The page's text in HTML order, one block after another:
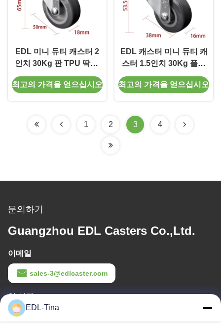
EDL 미니 듀티 캐스터 2
인치 30Kg 판 TPU 딱딱,
회전 및 브레이크 유형
최고의 가격을 얻으십시오
EDL 캐스터 미니 듀티 캐
스터 1.5인치 30Kg 플레
이트 TPU 강도, 회전 및
브레이크 유형 2015P-72
최고의 가격을 얻으십시오
1 2 3 4
문의하기
Guangzhou EDL Casters Co.,Ltd.
이메일
sales-3@edlcaster.com
일 시간
08:30-17:30
EDL-Tina